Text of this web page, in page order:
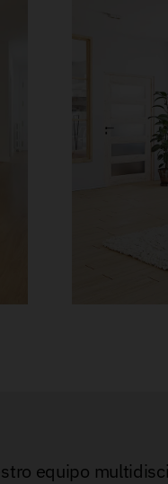
equipo